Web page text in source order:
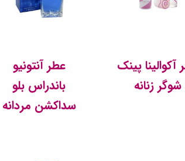
آکوالینا پینک
شوگر زنانه
عطر آنتونیو
باندراس بلو
سداکشن مردانه